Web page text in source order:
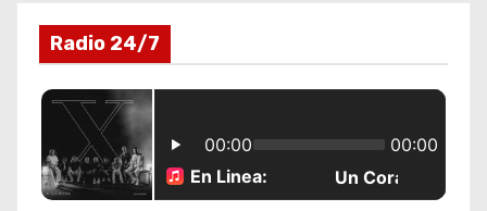
Radio 24/7